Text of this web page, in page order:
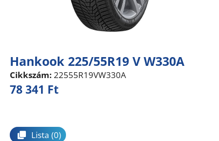
Hankook 225/55R19 V W330A
Cikkszám: 22555R19VW330A
78 341 Ft
Lista (0)